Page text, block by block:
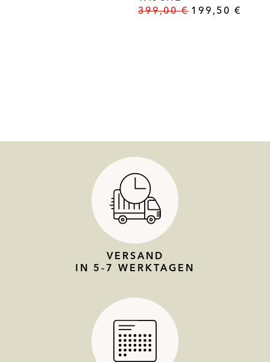
399,00€ 199,50€
VERSAND
IN 5-7 WERKTAGEN